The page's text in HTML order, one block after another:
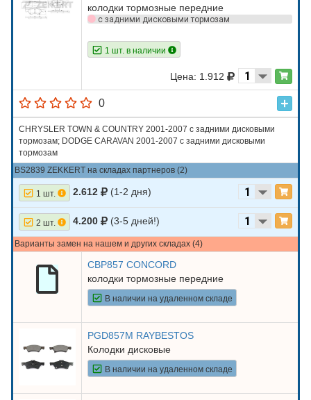
колодки тормозные передние
с задними дисковыми тормозам
1 шт. в наличии
Цена: 1.912
0
CHRYSLER TOWN & COUNTRY 2001-2007 с задними дисковыми
тормозам; DODGE CARAVAN 2001-2007 с задними дисковыми
тормозам
BS2839 ZEKKERT на складах партнеров (2)
1 шт. 2.612 (1-2 дня)
2 шт. 4.200 (3-5 дней!)
Варианты замен на нашем и других складах (4)
CBP857 CONCORD
колодки тормозные передние
В наличии на удаленном складе
PGD857M RAYBESTOS
Колодки дисковые
В наличии на удаленном складе